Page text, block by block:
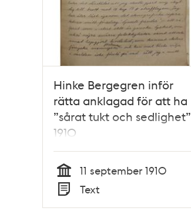
Hinke Bergegren inför
rätta anklagad för att ha
”sårat tukt och sedlighet”
1910
Tid
11 september 1910
Typ
Text